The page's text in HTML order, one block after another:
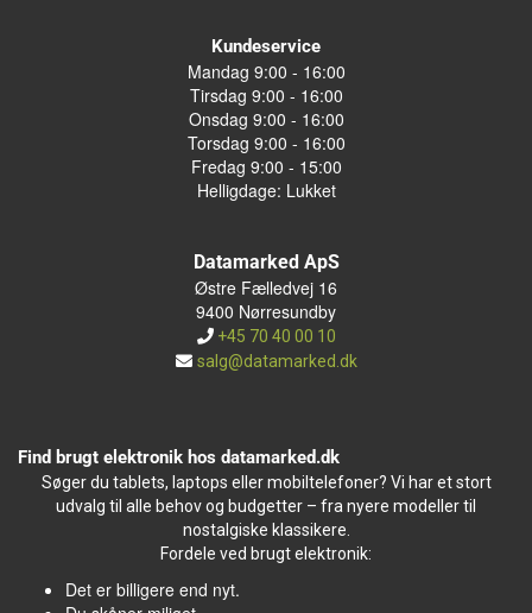
Kundeservice
Mandag 9:00 - 16:00
Tirsdag 9:00 - 16:00
Onsdag 9:00 - 16:00
Torsdag 9:00 - 16:00
Fredag 9:00 - 15:00
Helligdage: Lukket
Datamarked ApS
Østre Fælledvej 16
9400 Nørresundby
+45 70 40 00 10
salg@datamarked.dk
Find brugt elektronik hos datamarked.dk
Søger du tablets, laptops eller mobiltelefoner? Vi har et stort
udvalg til alle behov og budgetter – fra nyere modeller til
nostalgiske klassikere.
Fordele ved brugt elektronik:
Det er billigere end nyt.